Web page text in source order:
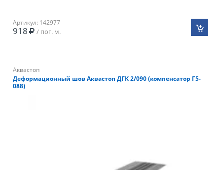
Артикул: 142977
918 / пог. м.
Аквастоп
Деформационный шов Аквастоп ДГК 2/090 (компенсатор Г5-
088)